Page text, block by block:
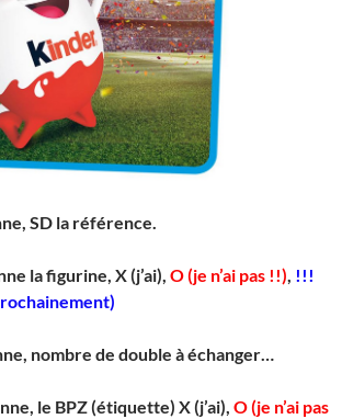
SD la référence.
la figurine, X (j’ai), O (je n’ai pas !!), !!!
nombre de double à échanger…
le BPZ (étiquette) X (j’ai), O (je n’ai pas